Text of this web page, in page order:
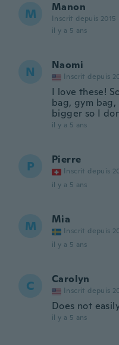
M Manon
Inscrit depuis 2015
il y a 5 ans
N Naomi
Inscrit depuis
I love these!
bag, gym
bigger so I
il y a 5 ans
P Pierre
Inscrit depuis
il y a 5 ans
M Mia
Inscrit depuis
il y a 5 ans
C Carolyn
Inscrit depuis
Does not
il y a 5 ans